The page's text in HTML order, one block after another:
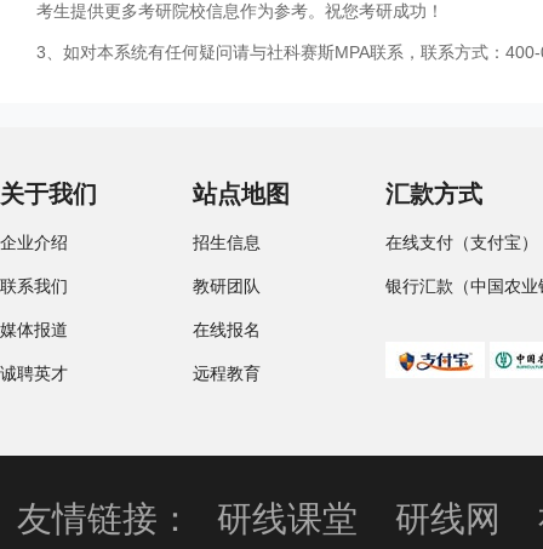
考生提供更多考研院校信息作为参考。祝您考研成功！
3、如对本系统有任何疑问请与社科赛斯MPA联系，联系方式：
关于我们
企业介绍
联系我们
媒体报道
诚聘英才
站点地图
招生信息
教研团队
在线报名
远程教育
汇款方式
在线支付（支付宝）
银行汇款（中国农业
友情链接： 研线课堂 研线网